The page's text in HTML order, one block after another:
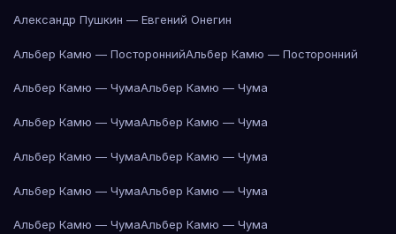
Александр Пушкин — Евгений Онегин
Альбер Камю — ПостороннийАльбер Камю — Посторонний
Альбер Камю — ЧумаАльбер Камю — Чума
Альбер Камю — ЧумаАльбер Камю — Чума
Альбер Камю — ЧумаАльбер Камю — Чума
Альбер Камю — ЧумаАльбер Камю — Чума
Альбер Камю — ЧумаАльбер Камю — Чума